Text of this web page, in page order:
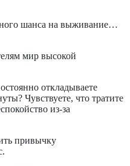
шанса на выживание…
мир высокой
откладываете
Чувствуете, что тратите
из-за
привычку